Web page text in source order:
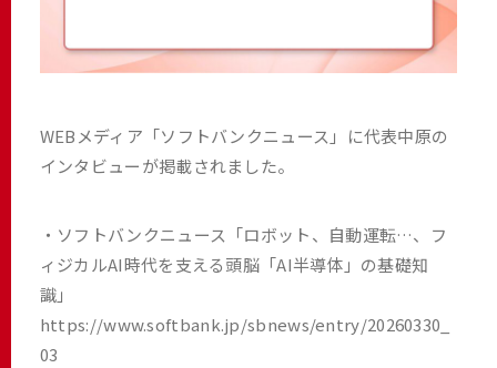
WEBメディア「ソフトバンクニュース」に代表中原の
インタビューが掲載されました。
・ソフトバンクニュース「ロボット、自動運転…、フ
ィジカルAI時代を支える頭脳「AI半導体」の基礎知
識」
https://www.softbank.jp/sbnews/entry/20260330_
03